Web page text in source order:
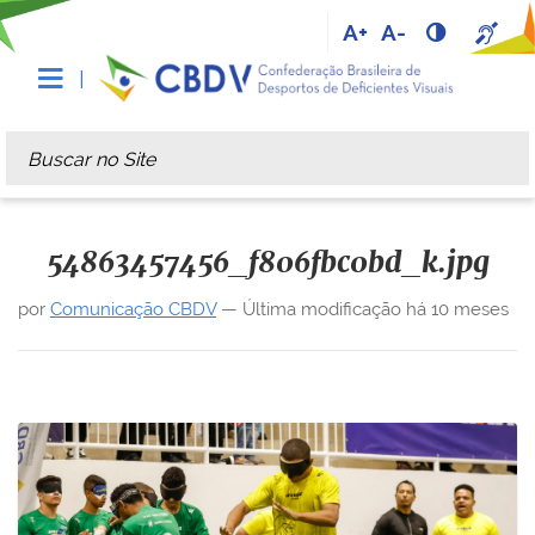
A+ A-
Busca
Busca Avançada…
54863457456_f806fbc0bd_k.jpg
por Comunicação CBDV— Última modificação há 10 meses